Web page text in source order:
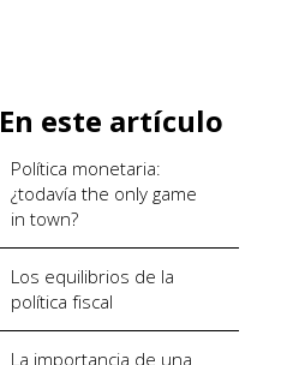
En este artículo
Política monetaria:
¿todavía the only game
in town?
Los equilibrios de la
política fiscal
La importancia de una